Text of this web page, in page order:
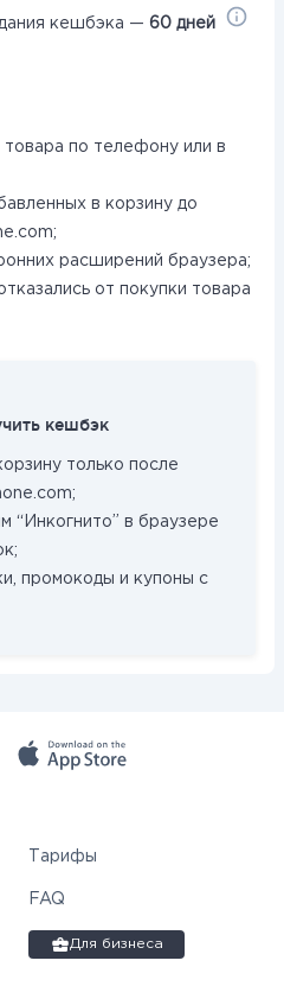
кешбэка — 60 дней
товара по телефону или в
в корзину до
расширений браузера;
от покупки товара
кешбэк
только после
“Инкогнито” в браузере
промокоды и купоны с
Тарифы
FAQ
Для бизнеса